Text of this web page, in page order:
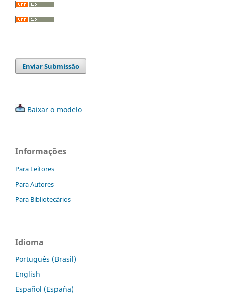
Enviar Submissão
Baixar o modelo
Informações
Para Leitores
Para Autores
Para Bibliotecários
Idioma
Português (Brasil)
English
Español (España)